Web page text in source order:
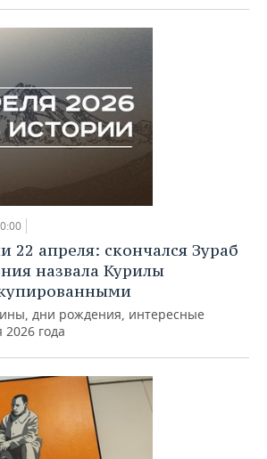
22 апреля: скончался Зураб
назвала Курилы
дни рождения, интересные
года